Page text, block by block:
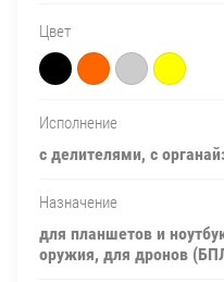
Цвет
Исполнение
с делителями, с
Назначение
для планшетов и
оружия, для дронов